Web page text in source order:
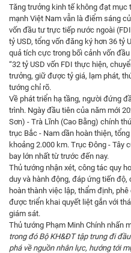
Tăng trưởng kinh tế không đạt mục
mạnh Việt Nam vẫn là điểm sáng
vốn đầu tư trực tiếp nước ngoài
tỷ USD, tổng vốn đăng ký hơn 36 tỷ
quả tích cực trong bối cảnh vốn
“32 tỷ USD vốn FDI thực hiện,
trưởng, giữ được tỷ giá, lạm phát,
tướng chỉ rõ.
Về phát triển hạ tầng, người đứng
trình. Ngày đầu tiên của năm mới
Sơn) - Trà Lĩnh (Cao Bằng) chính
trục Bắc - Nam dần hoàn thiện,
khoảng 2.000 km. Trục Đông - Tây
bay lớn nhất từ trước đến nay.
Thủ tướng nhận xét, công tác quy
duy và hành động, đáp ứng tiến
hoàn thành việc lập, thẩm định,
được triển khai quyết liệt gắn với
giám sát.
Thủ tướng Phạm Minh Chính nhấn
trong đó Bộ KH&ĐT tập trung đi
phá về nguồn nhân lực, hướng tới